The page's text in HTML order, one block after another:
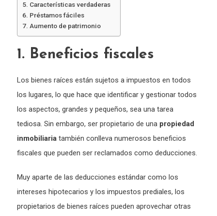
5. Características verdaderas
6. Préstamos fáciles
7. Aumento de patrimonio
1. Beneficios fiscales
Los bienes raíces están sujetos a impuestos en todos
los lugares, lo que hace que identificar y gestionar todos
los aspectos, grandes y pequeños, sea una tarea
tediosa. Sin embargo, ser propietario de una propiedad
inmobiliaria también conlleva numerosos beneficios
fiscales que pueden ser reclamados como deducciones.
Muy aparte de las deducciones estándar como los
intereses hipotecarios y los impuestos prediales, los
propietarios de bienes raíces pueden aprovechar otras